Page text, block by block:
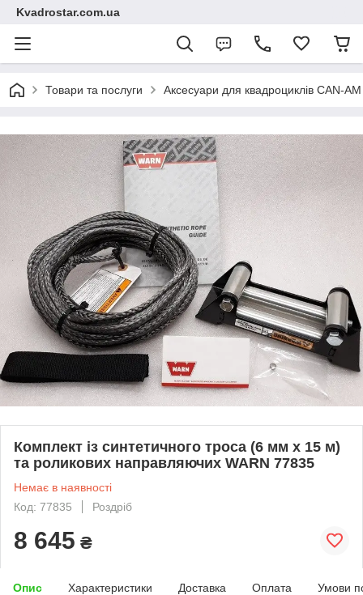
Kvadrostar.com.ua
Товари та послуги Аксесуари для квадроциклів CAN-
Комплект із синтетичного троса (6 мм х 15 м)
та роликових направляючих WARN 77835
Немає в наявності
Код: 77835
Роздріб
8 645 ₴
Опис Характеристики Доставка Оплата Умови